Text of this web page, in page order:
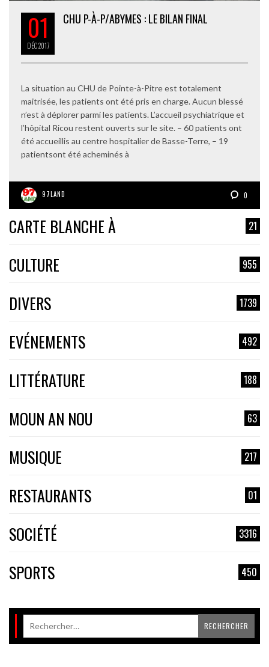
01
DÉC2017
CHU P-À-P/ABYMES : LE BILAN FINAL
La situation au CHU de Pointe-à-Pitre est totalement
maitrisée, les patients ont été pris en charge. Aucun blessé
n’est à déplorer parmi les patients. L’accueil psychiatrique et
l’hôpital Ricou restent ouverts sur le site. – 60 patients ont
été accueillis au centre hospitalier de Basse-Terre, – 19
patientsont été acheminés à
97LAND 0
CARTE BLANCHE À 21
CULTURE 955
DIVERS 1739
EVÉNEMENTS 492
LITTÉRATURE 188
MOUN AN NOU 63
MUSIQUE 217
RESTAURANTS 01
SOCIÉTÉ 3316
SPORTS 450